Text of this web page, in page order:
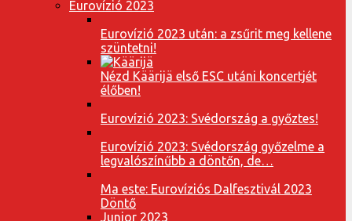
Eurovízió 2023
Eurovízió 2023 után: a zsűrit meg kellene
szüntetni!
Nézd Käärijä első ESC utáni koncertjét
élőben!
Eurovízió 2023: Svédország a győztes!
Eurovízió 2023: Svédország győzelme a
legvalószínűbb a döntőn, de…
Ma este: Eurovíziós Dalfesztivál 2023
Döntő
Junior 2023